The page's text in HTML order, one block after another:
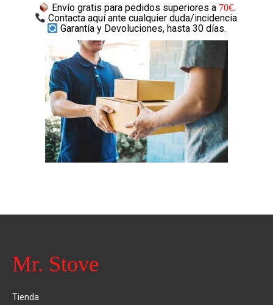
original
era:
22,00 €.
actual
es:
19,00 €.
Envío gratis para pedidos superiores a 70€.
Contacta aquíante cualquier duda/incidencia.
Garantía y Devoluciones, hasta 30 días.
Mr. Stove
Tienda